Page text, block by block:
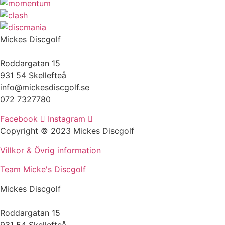
på
produktsidan
Mickes Discgolf
Roddargatan 15
931 54 Skellefteå
info@mickesdiscgolf.se
072 7327780
Facebook
Instagram
Copyright © 2023 Mickes Discgolf
Villkor & Övrig information
Team Micke's Discgolf
Mickes Discgolf
Roddargatan 15